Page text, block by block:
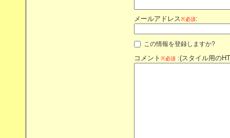
メールアドレス※必須:
この情報を登録しますか?
コメント ※必須 :(スタイル用の